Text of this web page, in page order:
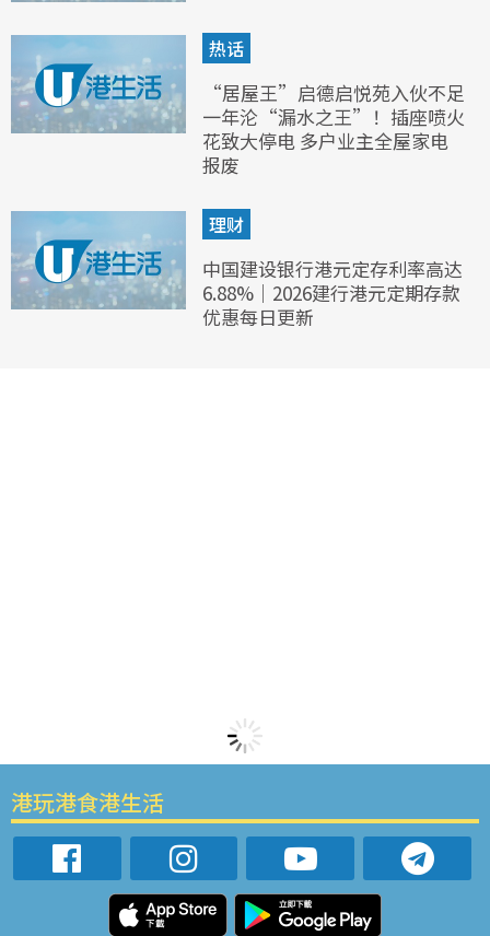
热话
“居屋王”启德启悦苑入伙不足
一年沦“漏水之王”！插座喷火
花致大停电 多户业主全屋家电
报废
理财
中国建设银行港元定存利率高达
6.88%｜2026建行港元定期存款
优惠每日更新
港玩港食港生活